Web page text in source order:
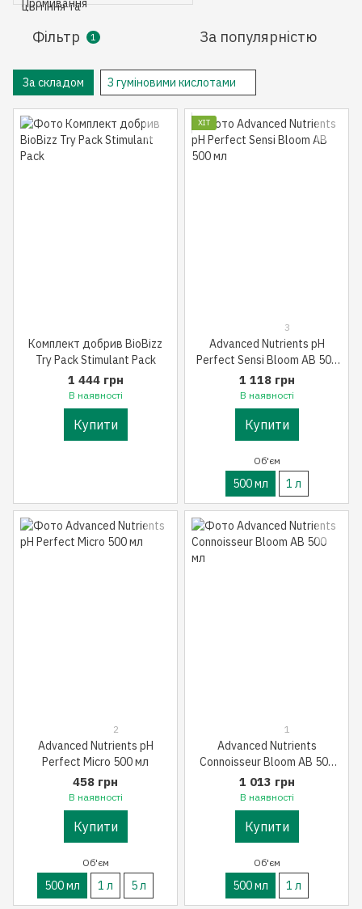
Фільтр 1 За популярністю
За складом З гуміновими кислотами
Комплект добрив BioBizz
Try Pack Stimulant Pack
1 444 грн
В наявності
Купити
ХІТ
3
Advanced Nutrients pH
Perfect Sensi Bloom AB 500
мл
1 118 грн
В наявності
Купити
Об'єм
500 мл 1 л
2
Advanced Nutrients pH
Perfect Micro 500 мл
458 грн
В наявності
Купити
Об'єм
500 мл 1 л 5 л
1
Advanced Nutrients
Connoisseur Bloom AB 500
мл
1 013 грн
В наявності
Купити
Об'єм
500 мл 1 л